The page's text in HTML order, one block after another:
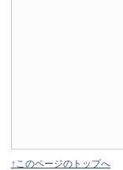
↑このページのトップへ